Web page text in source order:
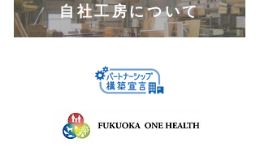
自社工房について